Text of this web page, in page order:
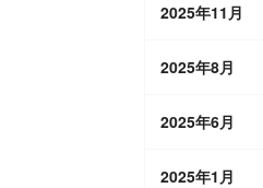
2025年11月
2025年8月
2025年6月
2025年1月